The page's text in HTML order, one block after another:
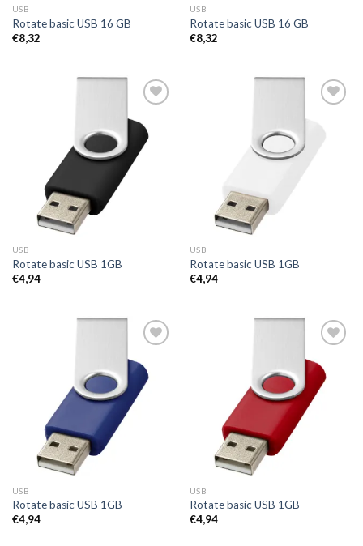
USB
Rotate basic USB 16 GB
€8,32
USB
Rotate basic USB 16 GB
€8,32
aan
wenslijst
USB
Rotate basic USB 1GB
€4,94
USB
Rotate basic USB 1GB
€4,94
aan
wenslijst
USB
Rotate basic USB 1GB
€4,94
aan
wenslijst
USB
Rotate basic USB 1GB
€4,94